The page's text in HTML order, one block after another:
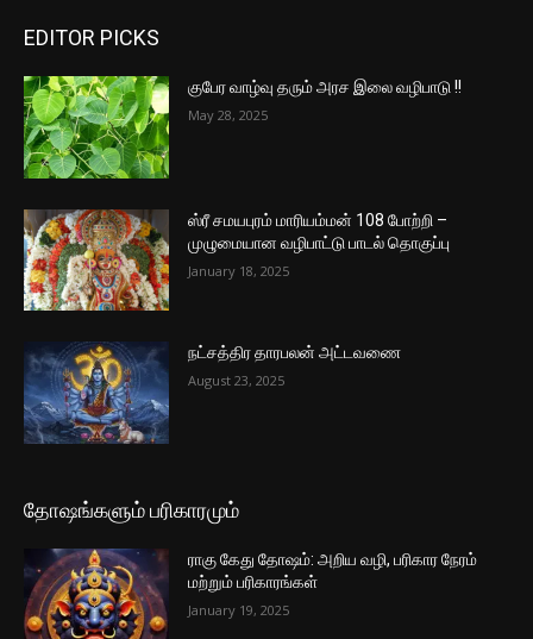
EDITOR PICKS
குபேர வாழ்வு தரும் அரச இலை வழிபாடு !!
May 28, 2025
ஸ்ரீ சமயபுரம் மாரியம்மன் 108 போற்றி –
முழுமையான வழிபாட்டு பாடல் தொகுப்பு
January 18, 2025
நட்சத்திர தாரபலன் அட்டவணை
August 23, 2025
தோஷங்களும் பரிகாரமும்
ராகு கேது தோஷம்: அறிய வழி, பரிகார நேரம்
மற்றும் பரிகாரங்கள்
January 19, 2025